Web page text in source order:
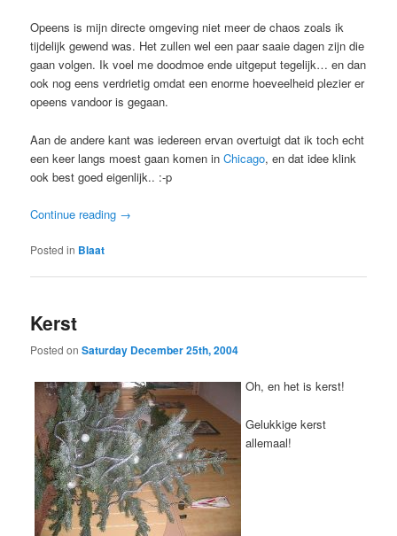
Opeens is mijn directe omgeving niet meer de chaos zoals ik
tijdelijk gewend was. Het zullen wel een paar saaie dagen zijn die
gaan volgen. Ik voel me doodmoe ende uitgeput tegelijk… en dan
ook nog eens verdrietig omdat een enorme hoeveelheid plezier er
opeens vandoor is gegaan.
Aan de andere kant was iedereen ervan overtuigt dat ik toch echt
een keer langs moest gaan komen inChicago, en dat idee klink
ook best goed eigenlijk.. :-p
Continue reading →
Posted in Blaat
Kerst
Posted onSaturday December 25th, 2004
Oh, en het is kerst!
Gelukkige kerst
allemaal!